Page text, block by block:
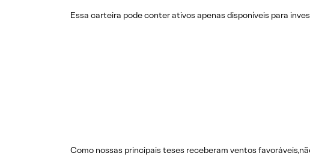
Essa carteira pode conter ativos apenas disponíveis para
Como nossas principais teses receberam ventos